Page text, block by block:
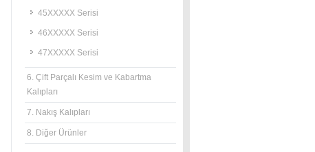
45XXXXX Serisi
46XXXXX Serisi
47XXXXX Serisi
6. Çift Parçalı Kesim ve Kabartma
Kalıpları
7. Nakış Kalıpları
8. Diğer Ürünler